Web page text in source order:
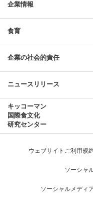
企業情報
食育
企業の社会的責任
ニュースリリース
キッコーマン
国際食文化
研究センター
ウェブサイトご利用規
ソーシャ
ソーシャルメディ